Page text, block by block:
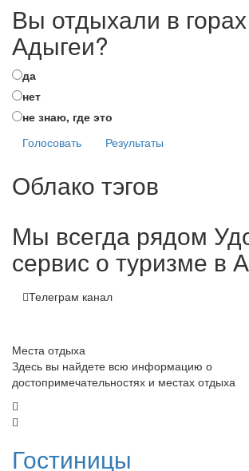
Вы отдыхали в горах
Адыгеи?
да
нет
не знаю, где это
Голосовать
Результаты
Облако тэгов
Мы всегда рядом
сервис о туризме в
Телеграм канал
Места отдыха
Здесь вы найдете всю информацию о
достопримечательностях и местах отдыха
Гостиницы